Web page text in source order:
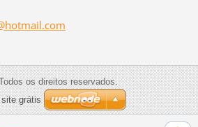
os direitos reservados.
grátis